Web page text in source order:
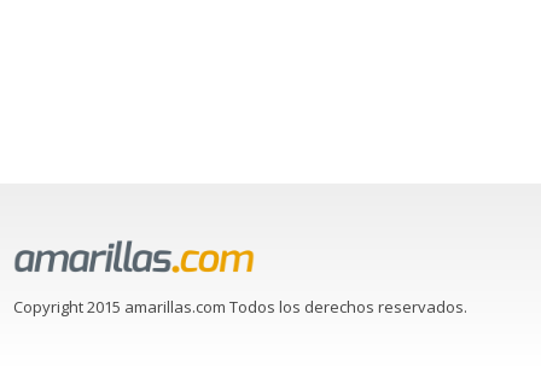
Copyright 2015 amarillas.com Todos los derechos reservados.